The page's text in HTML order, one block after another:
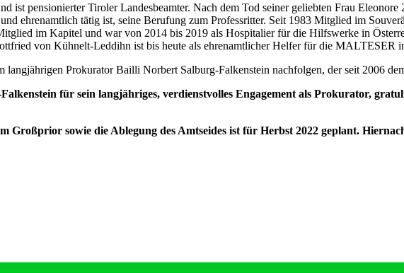
ist pensionierter Tiroler Landesbeamter. Nach dem Tod seiner geliebten Frau
ehrenamtlich tätig ist, seine Berufung zum Professritter. Seit 1983 Mitglied im
im Kapitel und war von 2014 bis 2019 als Hospitalier für die Hilfswerke in
von Kühnelt-Leddihn ist bis heute als ehrenamtlicher Helfer für die MALTESER
Prokurator Bailli Norbert Salburg-Falkenstein nachfolgen, der seit 2006
für sein langjähriges, verdienstvolles Engagement als Prokurator,
Großprior sowie die Ablegung des Amtseides ist für Herbst 2022 geplant.